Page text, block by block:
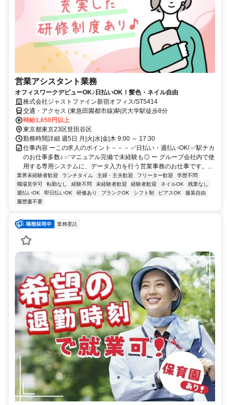
営業アシスタント業務
オフィスワークデビューOK♪日払いOK！髪色・ネイル自由
株式会社ジャストファイン新宿オフィス/ST5414
交通・アクセス (東急田園都市線)駒沢大学駅徒歩8分
時給1,650円以上
東京都東京23区世田谷区
勤務時間詳細 週5日 月|火|水|金|木 9:00 ～ 17:30
仕事内容 ーこの求人のポイント－－－ ✅日払い・週払いOK! ✅駅チカ
のお仕事多数♪ ✅マニュアル完備で未経験も◎ ー グループ会社内で使
用する専用システムに、データ入力を行う営業事務のお仕事です。...
業界未経験者歓迎 ランチタイム 主婦・主夫歓迎 フリーター歓迎
学歴不問
職場見学可
転勤なし 経験不問 未経験者歓迎 経験者歓迎 ネイルOK
残業なし
週払いOK
即日払いOK 研修あり ブランクOK シフト制 ピアスOK
服装自由
履歴書不要
業務委託